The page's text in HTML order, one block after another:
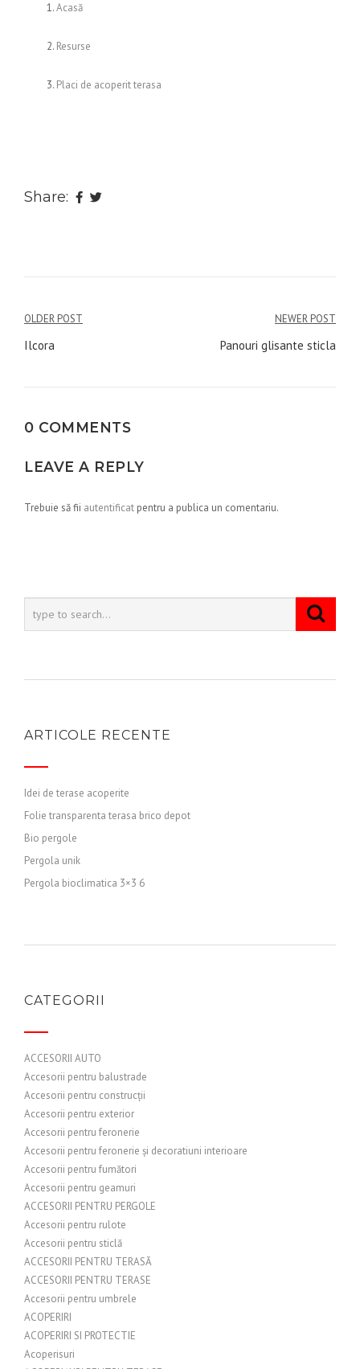
Acasă
Resurse
Placi de acoperit terasa
Share:
Navigare
în
OLDER POST
Ilcora
NEWER POST
Panouri glisante sticla
0 COMMENTS
LEAVE A REPLY
Trebuie să fii autentificat pentru a publica un comentariu.
ARTICOLE RECENTE
Idei de terase acoperite
Folie transparenta terasa brico depot
Bio pergole
Pergola unik
Pergola bioclimatica 3×3 6
CATEGORII
ACCESORII AUTO
Accesorii pentru balustrade
Accesorii pentru construcții
Accesorii pentru exterior
Accesorii pentru feronerie
Accesorii pentru feronerie și decoratiuni interioare
Accesorii pentru fumători
Accesorii pentru geamuri
ACCESORII PENTRU PERGOLE
Accesorii pentru rulote
Accesorii pentru sticlă
ACCESORII PENTRU TERASĂ
ACCESORII PENTRU TERASE
Accesorii pentru umbrele
ACOPERIRI
ACOPERIRI SI PROTECTIE
Acoperisuri